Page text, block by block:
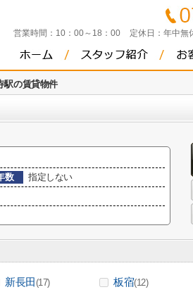
営業時間： 10：00～18：00 定休日： 年中無
駅の賃貸物件
数
指定しない
新長田(17) 板宿(12)